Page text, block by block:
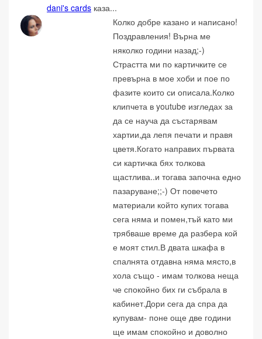
dani's cards каза...
Колко добре казано и написано!
Поздравления! Върна ме
няколко години назад;-)
Страстта ми по картичките се
превърна в мое хоби и пое по
фазите които си описала.Колко
клипчета в youtube изгледах за
да се науча да състарявам
хартии,да лепя печати и правя
цветя.Когато направих първата
си картичка бях толкова
щастлива..и тогава започна едно
пазаруване;;-) От повечето
материали който купих тогава
сега няма и помен,тъй като ми
трябваше време да разбера кой
е моят стил.В двата шкафа в
спалнята отдавна няма място,в
хола също - имам толкова неща
че спокойно бих ги събрала в
кабинет.Дори сега да спра да
купувам- поне още две години
ще имам спокойно и доволно